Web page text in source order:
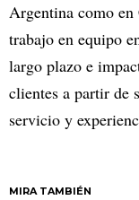
Argentina como en
trabajo en equipo
largo plazo e
clientes a partir de
servicio y
MIRA TAMBIÉN